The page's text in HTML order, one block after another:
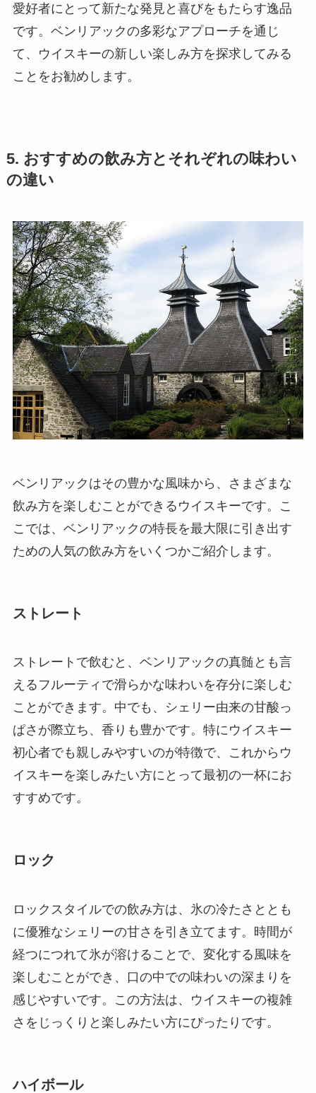
愛好者にとって新たな発見と喜びをもたらす逸品
です。ベンリアックの多彩なアプローチを通じ
て、ウイスキーの新しい楽しみ方を探求してみる
ことをお勧めします。
5. おすすめの飲み方とそれぞれの味わい
の違い
ベンリアックはその豊かな風味から、さまざまな
飲み方を楽しむことができるウイスキーです。こ
こでは、ベンリアックの特長を最大限に引き出す
ための人気の飲み方をいくつかご紹介します。
ストレート
ストレートで飲むと、ベンリアックの真髄とも言
えるフルーティで滑らかな味わいを存分に楽しむ
ことができます。中でも、シェリー由来の甘酸っ
ぱさが際立ち、香りも豊かです。特にウイスキー
初心者でも親しみやすいのが特徴で、これからウ
イスキーを楽しみたい方にとって最初の一杯にお
すすめです。
ロック
ロックスタイルでの飲み方は、氷の冷たさととも
に優雅なシェリーの甘さを引き立てます。時間が
経つにつれて氷が溶けることで、変化する風味を
楽しむことができ、口の中での味わいの深まりを
感じやすいです。この方法は、ウイスキーの複雑
さをじっくりと楽しみたい方にぴったりです。
ハイボール